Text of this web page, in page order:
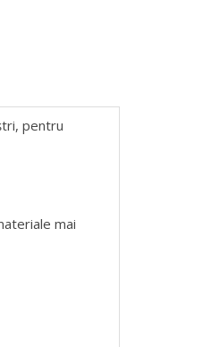
pentru
mai